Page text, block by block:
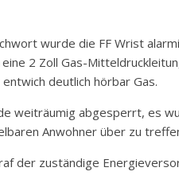
wurde die FF Wrist
2 Zoll Gas-
deutlich hörbar Gas.
weiträumig abgesperrt, es
Anwohner über zu
der zuständige